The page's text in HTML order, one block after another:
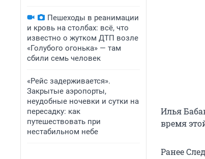
Пешеходы в реанимации
и кровь на столбах: всё, что
известно о жутком ДТП возле
«Голубого огонька» — там
сбили семь человек
«Рейс задерживается».
Закрытые аэропорты,
неудобные ночевки и сутки на
пересадку: как
путешествовать при
нестабильном небе
Илья
время
Ранее